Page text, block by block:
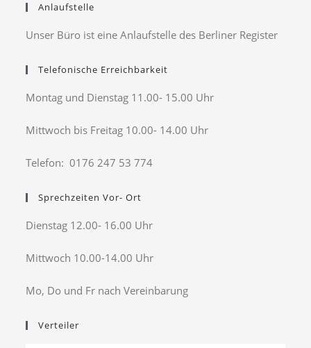
Anlaufstelle
Unser Büro ist eine Anlaufstelle des Berliner Register
Telefonische Erreichbarkeit
Montag und Dienstag 11.00- 15.00 Uhr
Mittwoch bis Freitag 10.00- 14.00 Uhr
Telefon: 0176 247 53 774
Sprechzeiten Vor- Ort
Dienstag 12.00- 16.00 Uhr
Mittwoch 10.00-14.00 Uhr
Mo, Do und Fr nach Vereinbarung
Verteiler